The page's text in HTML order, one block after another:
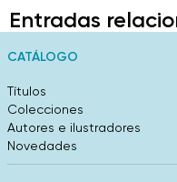
Entradas
CATÁLOGO
Títulos
Colecciones
Autores e ilustradores
Novedades